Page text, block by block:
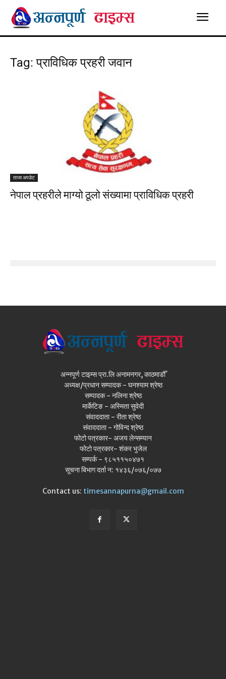
Tag: प्राविधिक प्रहरी जवान
ताजा अपडेट
नेपाल प्रहरीले माग्यो ठूलो संख्यामा प्राविधिक प्रहरी
अन्नपूर्ण टाइम्स प्रा.लि अनामनगर, काठमाडौँ
अध्यक्ष/प्रधान सम्पादक - घनश्याम श्रेष्ठ
सम्पादक - नलिना श्रेष्ठ
मार्केटिङ - अस्मिता सुवेदी
संवाददाता - रीता श्रेष्ठ
संवाददाता - गोविन्द श्रेष्ठ
फोटो पत्रकार- अजय लेन्सम्यान
फोटो पत्रकार- शंकर भुजेल
सम्पर्क - ९८५११५०४७१
सूचना बिभाग दर्ता न: १४३६/०७६/०७७
Contact us: timesannapurna@gmail.com